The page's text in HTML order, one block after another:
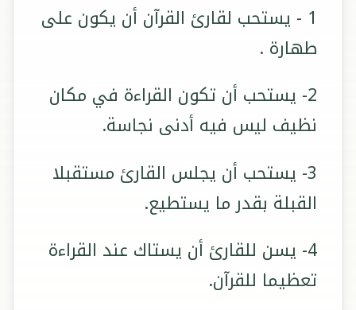
1 - يستحب لقارئ القرآن أن يكون على
طهارة .
2- يستحب أن تكون القراءة في مكان
نظيف ليس فيه أدنى نجاسة.
3- يستحب أن يجلس القارئ مستقبلا
القبلة بقدر ما يستطيع.
4- يسن للقارئ أن يستاك عند القراءة
تعظيما للقرآن.